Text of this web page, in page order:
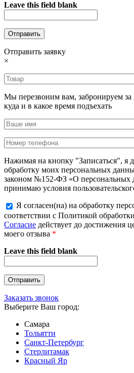
Leave this field blank
Отправить заявку
×
Мы перезвоним вам, забронируем
куда и в какое время подъехать
Нажимая на кнопку "Записаться", я
обработку моих персональных
законом №152-ФЗ «О персональных
принимаю условия
Я согласен(на) на обработку
соответствии с Политикой
Согласие действует до достижения
моего отзыва *
Leave this field blank
Заказать звонок
Выберите Ваш город:
Самара
Тольятти
Санкт-Петербург
Стерлитамак
Красный Яр